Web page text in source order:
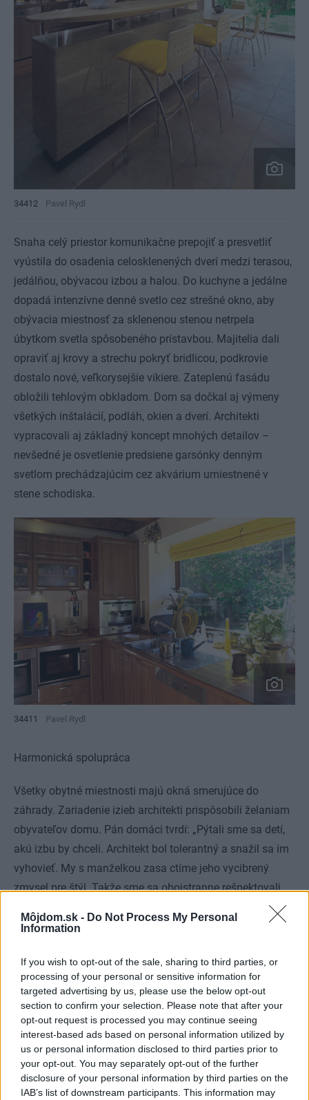
Môjdom.sk - Do Not Process My Personal
Information
If you wish to opt-out of the sale, sharing to third parties, or
processing of your personal or sensitive information for
targeted advertising by us, please use the below opt-out
section to confirm your selection. Please note that after your
opt-out request is processed you may continue seeing
interest-based ads based on personal information utilized by
us or personal information disclosed to third parties prior to
your opt-out. You may separately opt-out of the further
disclosure of your personal information by third parties on the
IAB’s list of downstream participants. This information may
34412 Pavel Rydl
Snaha celý priestor komunikačne prepojiť a presvetliť
vyústila do osadenia celosklenených dverí medzi terasou,
jedálňou, obývacou izbou a halou. Do kuchyne a jedálne
dopadá intenzívne denné svetlo cez strešné okno, aby
obývacia miestnosť za sklenenou stenou netrpela
úbytkom svetla spôsobeného prístavbou. Majitelia dali
opraviť aj krovy a strechu pokryť bridlicou, podkrovie
dostalo nové, veľkorysejšie vikiere. Zateplenú fasádu
obložili tehlovým obkladom. Dom sa dočkal aj výmeny
všetkých inštalácií, podláh, okien a dverí. Architekti
vypracovali aj základný koncept mnohých detailov –
nevšedné je osvetlenie predsiene garsónky denným
svetlom prechádzajúcim cez akvárium umiestnené v
stene schodiska.
34411 Pavel Rydl
Harmonická spolupráca
Všetky obytné miestnosti majú okná smerujúce do
záhrady. Zariadenie izieb architekti prispôsobili želaniam
obyvateľov domu. Pán domáci tvrdí: „Pýtali sme sa detí,
akú izbu by chceli. Architekt bol tolerantný a snažil sa im
vyhovieť. My s manželkou zasa ctíme jeho vycibrený
zmysel pre štýl. Takže sme sa obojstranne rešpektovali,
harmonická spolupráca. Celá stavba bola podrobne
nadmieru spokojní. Dom získal o triedu vyššiu kvalitu,
dnes predstavuje priam luxusné bývanie. Nám sa v ňom
žije skvelo, veľmi rýchlo sa stal naším skutočným
domovom a sme v ňom šťastní.“
Kategória: Návšteva
Tagy: návšteva novyzivot